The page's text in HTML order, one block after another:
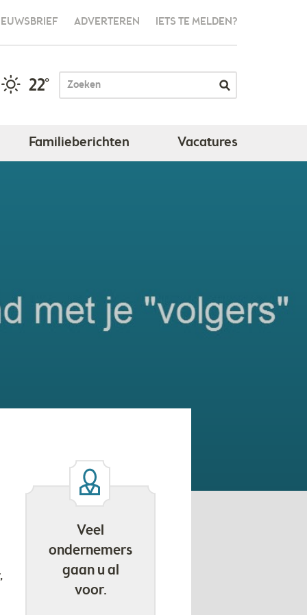
ADVERTEREN IETS TE MELDEN?
22°
Familieberichten Vacatures
Veel
ondernemers
gaan u al
voor.